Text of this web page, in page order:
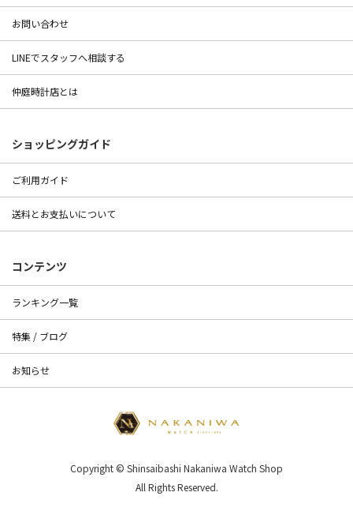
お問い合わせ
LINEでスタッフへ相談する
仲庭時計店とは
ショッピングガイド
ご利用ガイド
送料とお支払いについて
コンテンツ
ランキング一覧
特集 / ブログ
お知らせ
Copyright © Shinsaibashi Nakaniwa Watch Shop
All Rights Reserved.